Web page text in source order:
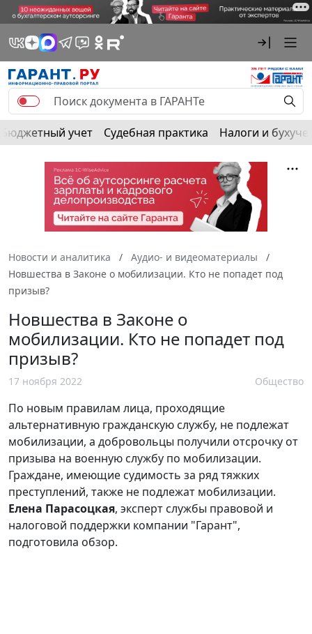
Бюджетный учет Судебная практика Налоги и
Новости и аналитика
Аудио- и видеоматериалы
Новшества в Законе о мобилизации. Кто не попадет под
призыв?
Новшества в Законе о
мобилизации. Кто не попадет под
призыв?
17 ноября 2022 Общество
По новым правилам лица, проходящие
альтернативную гражданскую службу, не подлежат
мобилизации, а добровольцы получили отсрочку от
призыва на военную службу по мобилизации.
Граждане, имеющие судимость за ряд тяжких
преступлений, также не подлежат мобилизации.
Елена Парасоцкая, эксперт службы правовой и
налоговой поддержки компании "Гарант",
подготовила обзор.